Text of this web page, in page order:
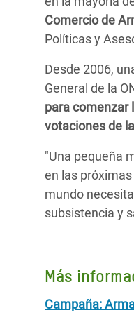
Comercio de
Políticas y
Desde 2006,
General de la
para comenzar
votaciones de
"Una pequeña
en las
mundo
subsistencia y
Más
Campaña: